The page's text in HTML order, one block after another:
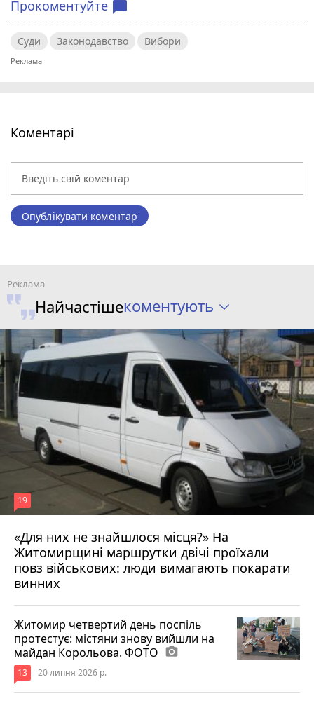
Прокоментуйте chat_bubble
Суди Законодавство Вибори
Коментарі
Опублікувати коментар
Найчастішекоментують
«Для них не знайшлося місця?» На
Житомирщині маршрутки двічі проїхали
повз військових: люди вимагають покарати
винних
19
17 липня 2026 р.
Житомир четвертий день поспіль
протестує: містяни знову вийшли на
майдан Корольова. ФОТО photo_camera
13 20 липня 2026 р.